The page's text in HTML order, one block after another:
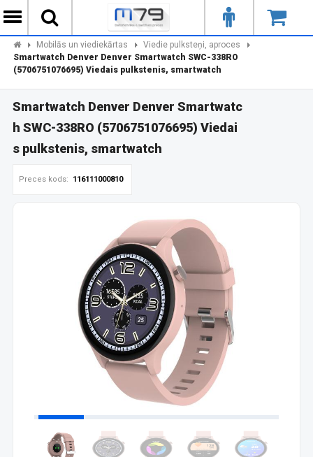
Mobilās un viediekārtas
Viedie pulksteņi, aproces
Smartwatch Denver Denver Smartwatch SWC-338RO
(5706751076695) Viedais pulkstenis, smartwatch
Smartwatch Denver Denver Smartwatc
h SWC-338RO (5706751076695) Viedai
s pulkstenis, smartwatch
Preces kods: 116111000810